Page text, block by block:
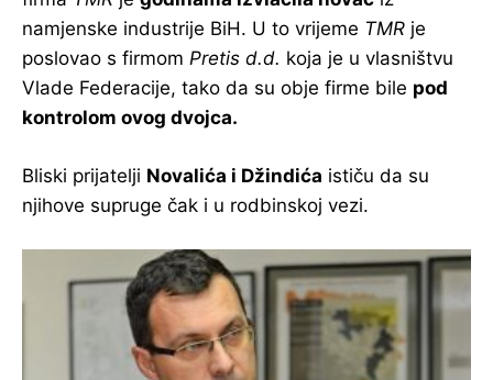
namjenske industrije BiH. U to vrijeme TMR je
poslovao s firmom Pretis d.d. koja je u vlasništvu
Vlade Federacije, tako da su obje firme bile pod
kontrolom ovog dvojca.
Bliski prijatelji Novalića i Džindića ističu da su
njihove supruge čak i u rodbinskoj vezi.